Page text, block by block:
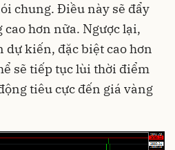
chung. Điều này sẽ đẩy
hơn nữa. Ngược lại,
dự kiến, đặc biệt cao hơn
sẽ tiếp tục lùi thời điểm
tiêu cực đến giá vàng